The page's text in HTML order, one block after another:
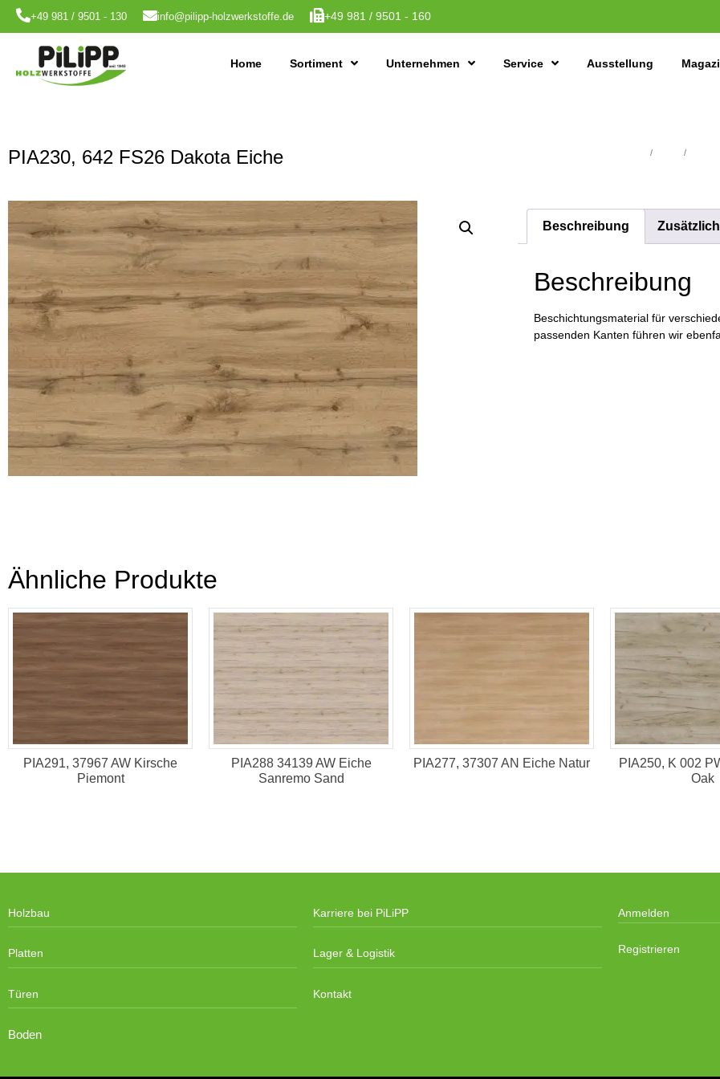
+49 981 / 9501 - 130 info@pilipp-holzwerkstoffe.de +49 981 / 9501 - 160
Home Sortiment Unternehmen Service Ausstellung
PIA230, 642 FS26 Dakota Eiche / /
Beschreibung
Beschreibung
Beschichtungsmaterial für
passenden Kanten führen wir
Ähnliche Produkte
PIA291, 37967 AW Kirsche
Piemont
PIA288 34139 AW Eiche
Sanremo Sand
PIA277, 37307 AN Eiche Natur
PIA250, K 002
Oak
Holzbau
Platten
Türen
Boden
Karriere bei PiLiPP
Lager & Logistik
Kontakt
Anmelden
Registrieren